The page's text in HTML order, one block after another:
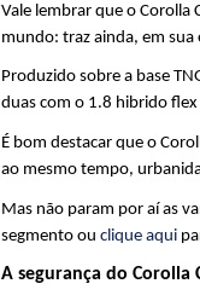
Vale lembrar que o Corolla
mundo: traz ainda, em
Produzido sobre a base
duas com o 1.8 hibrido flex
É bom destacar que o
ao mesmo tempo,
Mas não param por aí as
segmento ou clique aqui
A segurança do Corolla